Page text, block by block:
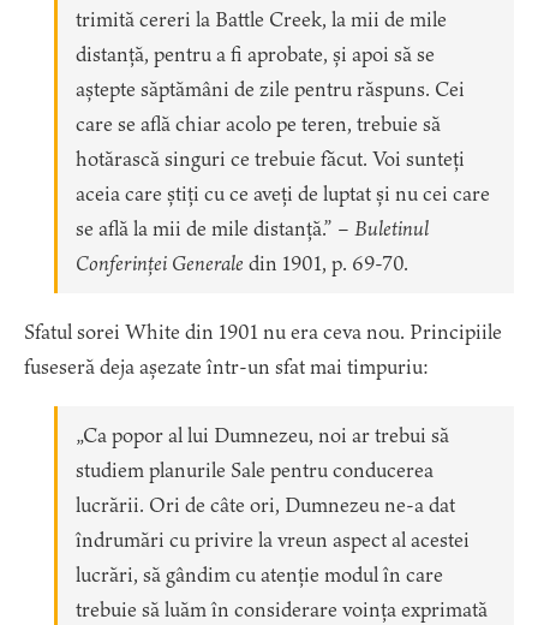
trimită cereri la Battle Creek, la mii de mile
distanță, pentru a fi aprobate, și apoi să se
aștepte săptămâni de zile pentru răspuns. Cei
care se află chiar acolo pe teren, trebuie să
hotărască singuri ce trebuie făcut. Voi sunteți
aceia care știți cu ce aveți de luptat și nu cei care
se află la mii de mile distanță.” – Buletinul
Conferinței Generale din 1901, p. 69-70.
Sfatul sorei White din 1901 nu era ceva nou. Principiile
fuseseră deja așezate într-un sfat mai timpuriu:
„Ca popor al lui Dumnezeu, noi ar trebui să
studiem planurile Sale pentru conducerea
lucrării. Ori de câte ori, Dumnezeu ne-a dat
îndrumări cu privire la vreun aspect al acestei
lucrări, să gândim cu atenție modul în care
trebuie să luăm în considerare voința exprimată